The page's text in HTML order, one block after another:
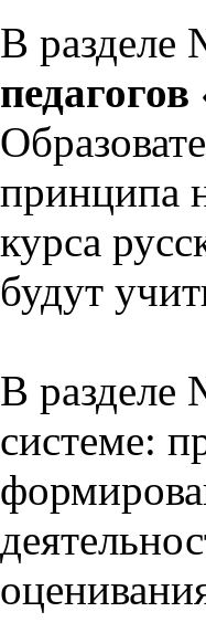
В разделе
педагогов
принципа
курса
будут
В разделе
системе: